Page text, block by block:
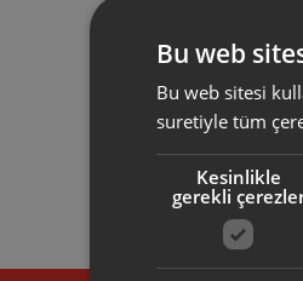
AR101307
aktarmak ve
Arzum orijinal
ürününüz için
Ürününüz ile
ekleyip, yedek
Bu web
Bu web sitesi
suretiyle tüm
Kesinlikle
gerekli